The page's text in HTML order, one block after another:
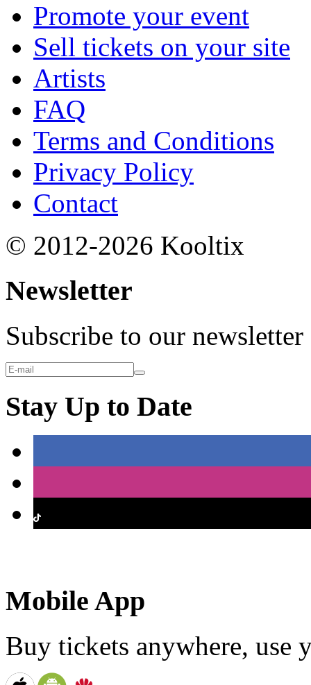
Promote your event
Sell tickets on your site
Artists
FAQ
Terms and Conditions
Privacy Policy
Contact
© 2012-2026 Kooltix
Newsletter
Subscribe to our newsletter
Stay Up to Date
Mobile App
Buy tickets anywhere, use